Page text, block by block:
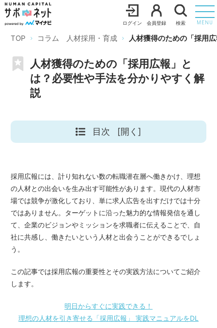
ログイン 会員登録 検索 MENU
TOP コラム 人材採用・育成 人材獲得のための「採用
人材獲得のための「採用広報」と
は？必要性や手法を分かりやすく解
説
目次 [開く]
採用広報には、計り知れない数の転職潜在層へ働きかけ、理想
の人材との出会いを生み出す可能性があります。現代の人材市
場では競争が激化しており、単に求人広告を出すだけでは十分
ではありません。ターゲットに沿った魅力的な情報発信を通し
て、企業のビジョンやミッションを求職者に伝えることで、自
社に共感し、働きたいという人材と出会うことができるでしょ
う。
この記事では採用広報の重要性とその実践方法についてご紹介
します。
明日からすぐに実践できる！
理想の人材を引き寄せる「採用広報」 実践マニュアルをDL